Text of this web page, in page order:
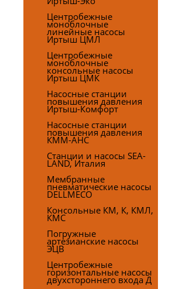
Центробежные
моноблочные
линейные насосы
Иртыш ЦМЛ
Центробежные
моноблочные
консольные насосы
Иртыш ЦМК
Насосные станции
повышения давления
Иртыш-Комфорт
Насосные станции
повышения давления
КММ-АНС
Станции и насосы SEA-
LAND, Италия
Мембранные
пневматические насосы
DELLMECO
Консольные КМ, К, КМЛ,
КМС
Погружные
артезианские насосы
ЭЦВ
Центробежные
горизонтальные насосы
двухстороннего входа Д